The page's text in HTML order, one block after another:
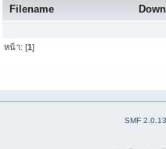
Filename
หน้า: [1]
SMF 2.0.13